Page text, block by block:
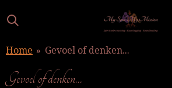
direct
de
hoofdinhoud
Home » Gevoel of denken...
Gevoel of denken...